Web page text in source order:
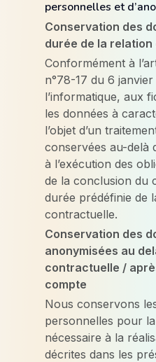
personnelles et
Conservation des
durée de la
Conformément à
n°78-17 du 6
l’informatique, aux
les données à
l’objet d’un
conservées au-delà
à l’exécution des
de la conclusion du
durée prédéfinie de
contractuelle.
Conservation des
anonymisées au
contractuelle /
compte
Nous conservons
personnelles pour
nécessaire à la
décrites dans les